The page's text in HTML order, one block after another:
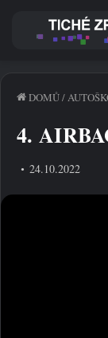
DOMŮ/
4.
24.10.2022